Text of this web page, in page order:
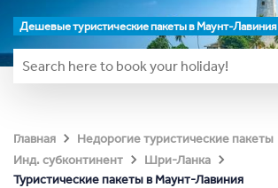
Дешевые туристические пакеты в Маунт-Лавиния
Главная
Недорогие туристические пакеты
Инд. субконтинент
Шри-Ланка
Туристические пакеты в Маунт-Лавиния